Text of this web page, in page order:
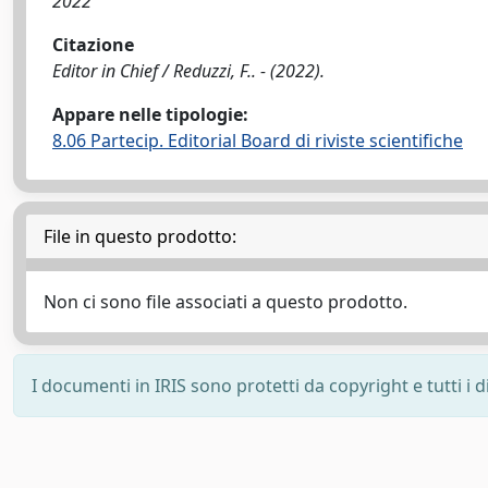
Citazione
Editor in Chief / Reduzzi, F.. - (2022).
Appare nelle tipologie:
8.06 Partecip. Editorial Board di riviste scientifiche
File in questo prodotto:
Non ci sono file associati a questo prodotto.
I documenti in IRIS sono protetti da copyright e tutti i